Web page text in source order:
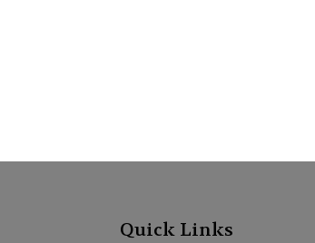
Quick Links